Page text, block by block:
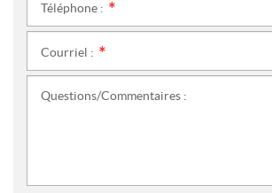
Téléphone :
Courriel :
Questions/Commentaires :